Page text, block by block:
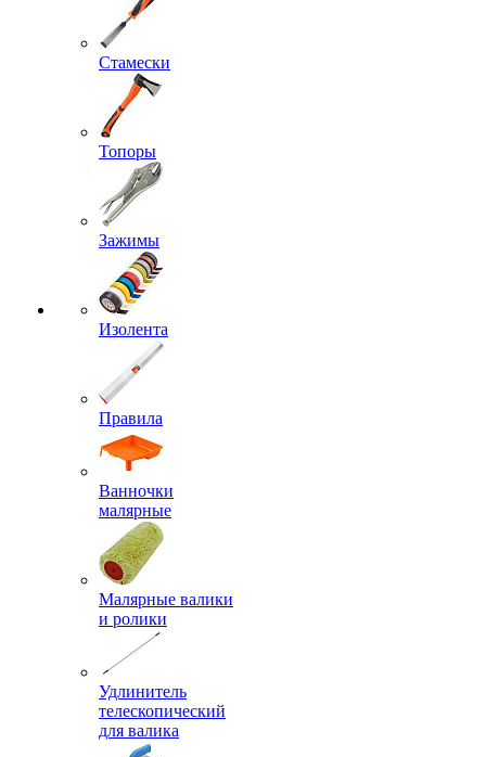
Стамески
Топоры
Зажимы
Изолента
Правила
Ванночки
малярные
Малярные валики
и ролики
Удлинитель
телескопический
для валика